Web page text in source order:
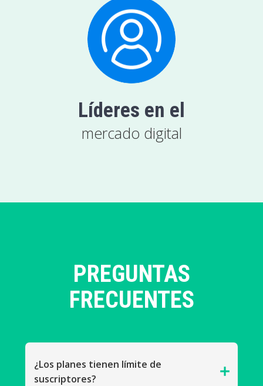
Líderes en el
mercado digital
PREGUNTAS
FRECUENTES
¿Los planes tienen límite de
suscriptores?
add